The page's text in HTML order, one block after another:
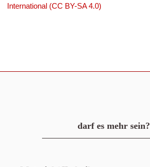
International (CC BY-SA 4.0)
darf es mehr sein?